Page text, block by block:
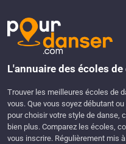
L'annuaire des écoles de
Trouver les meilleures écoles de
vous. Que vous soyez débutant
pour choisir votre style de danse,
bien plus. Comparez les écoles,
vous inscrire. Régulièrement mis